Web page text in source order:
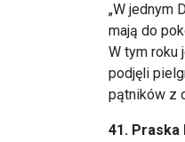
„W jednym
mają do
W tym roku
podjęli
pątników z
41. Praska